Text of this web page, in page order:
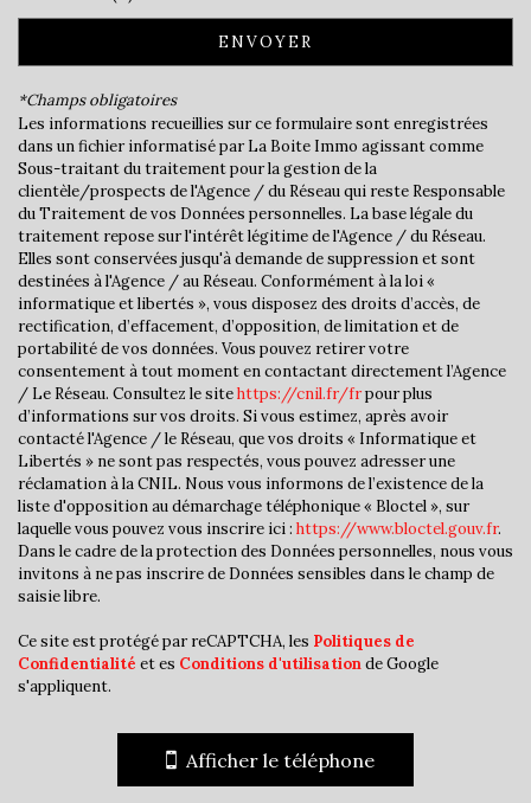
statistiques
Nombre d'habitants
1 259
Propriétaires (vs. locataires)
61,05 %
Taxe habitation
Taxe foncière
13,84 %
Habitants de moins de 25 ans
Habitants de 25 à 55 ans
Habitants de plus de 55 ans
34,31 %
Nombre d'enfants par famille
Familles sans enfant
48,77 %
Familles avec 1 ou 2 enfants
42,51 %
Maisons
81,12 %
Familles avec 3 enfants
ENVOYER
*Champs obligatoires
Les informations recueillies sur ce formulaire sont enregistrées
dans un fichier informatisé par La Boite Immo agissant comme
Sous-traitant du traitement pour la gestion de la
clientèle/prospects de l'Agence / du Réseau qui reste Responsable
du Traitement de vos Données personnelles. La base légale du
traitement repose sur l'intérêt légitime de l'Agence / du Réseau.
Elles sont conservées jusqu'à demande de suppression et sont
destinées à l'Agence / au Réseau. Conformément à la loi «
informatique et libertés », vous disposez des droits d’accès, de
rectification, d’effacement, d’opposition, de limitation et de
portabilité de vos données. Vous pouvez retirer votre
consentement à tout moment en contactant directement l’Agence
/ Le Réseau. Consultez le sitehttps://cnil.fr/frpour plus
d’informations sur vos droits. Si vous estimez, après avoir
contacté l'Agence / le Réseau, que vos droits « Informatique et
Libertés » ne sont pas respectés, vous pouvez adresser une
réclamation à la CNIL. Nous vous informons de l’existence de la
liste d'opposition au démarchage téléphonique « Bloctel », sur
laquelle vous pouvez vous inscrire ici : https://www.bloctel.gouv.fr.
Dans le cadre de la protection des Données personnelles, nous vous
invitons à ne pas inscrire de Données sensibles dans le champ de
saisie libre.
Ce site est protégé par reCAPTCHA, les Politiques de
Confidentialité et es Conditions d'utilisationde Google
s'appliquent.
Afficher le téléphone